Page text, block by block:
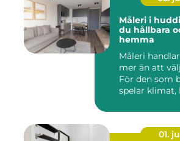
Måleri i huddinge så
du hållbara
hemma
Måleri
mer än att
För den som
spelar klimat,
01.